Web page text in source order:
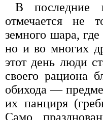
В последние
отмечается не
земного шара,
но и во многих
этот день люди
своего рациона
обихода —
их панциря
Само